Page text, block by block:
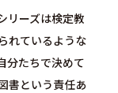
リーズは検定教
れているような
分たちで決めて
書という責任あ